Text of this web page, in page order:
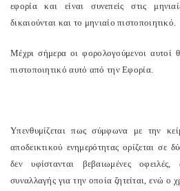
εφορία και είναι συνεπείς στις
δικαιούνται και το μηνιαίο πιστοποιητικό.
Μέχρι σήμερα οι φορολογούμενοι αυτοί
πιστοποιητικό αυτό από την Εφορία.
Υπενθυμίζεται πως σύμφωνα με την
αποδεικτικού ενημερότητας ορίζεται σε
δεν υφίστανται βεβαιωμένες
συναλλαγής για την οποία ζητείται, ενώ ο